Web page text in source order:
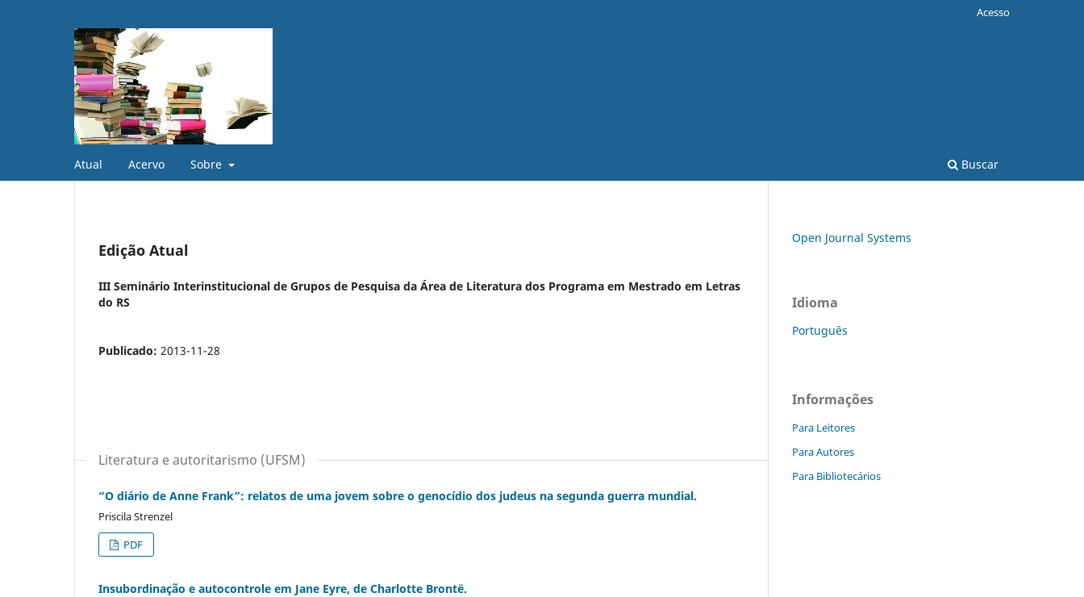
Atual Acervo Sobre Buscar
Acesso
Edição Atual
III Seminário Interinstitucional de Grupos de Pesquisa da Área de Literatura dos Programa em Mestrado em Letras
do RS
Publicado: 2013-11-28
Literatura e autoritarismo (UFSM)
“O diário de Anne Frank”: relatos de uma jovem sobre o genocídio dos judeus na segunda guerra mundial.
Priscila Strenzel
PDF
Insubordinação e autocontrole em Jane Eyre, de Charlotte Brontë.
Open Journal Systems
Idioma
Português
Informações
Para Leitores
Para Autores
Para Bibliotecários